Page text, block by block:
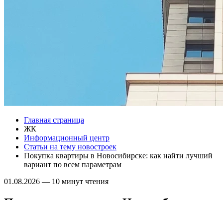
Главная страница
ЖК
Информационный центр
Статьи на тему новостроек
Покупка квартиры в Новосибирске: как найти лучший
вариант по всем параметрам
01.08.2026 — 10 минут чтения